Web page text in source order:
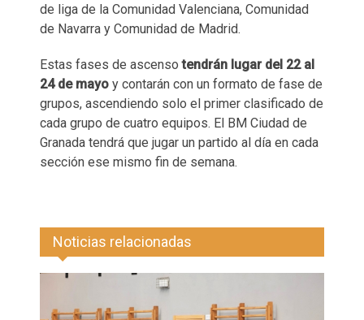
de liga de la Comunidad Valenciana, Comunidad
de Navarra y Comunidad de Madrid.
Estas fases de ascensotendrán lugar del 22 al
24 de mayo y contarán con un formato de fase de
grupos, ascendiendo solo el primer clasificado de
cada grupo de cuatro equipos. El BM Ciudad de
Granada tendrá que jugar un partido al día en cada
sección ese mismo fin de semana.
Noticias relacionadas